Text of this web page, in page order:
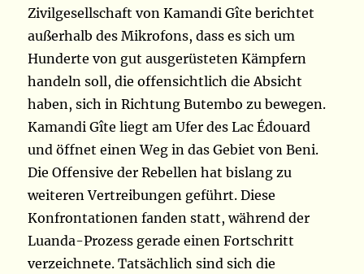
Zivilgesellschaft von Kamandi Gîte berichtet
außerhalb des Mikrofons, dass es sich um
Hunderte von gut ausgerüsteten Kämpfern
handeln soll, die offensichtlich die Absicht
haben, sich in Richtung Butembo zu bewegen.
Kamandi Gîte liegt am Ufer des Lac Édouard
und öffnet einen Weg in das Gebiet von Beni.
Die Offensive der Rebellen hat bislang zu
weiteren Vertreibungen geführt. Diese
Konfrontationen fanden statt, während der
Luanda-Prozess gerade einen Fortschritt
verzeichnete. Tatsächlich sind sich die